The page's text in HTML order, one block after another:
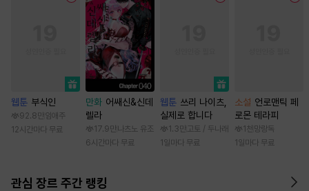
웹툰 부식인
92.8만 임애주
12시간마다 무료
만화 어쌔신&신데
렐라
17.9만 나츠노 유조
6시간마다 무료
웹툰 쓰리 나이츠,
실제로 합니다
1.3만 고토 / 두나래
1일마다 무료
소설 언로맨틱 페
로몬 테라피
1천 망랑독
1일마다 무료
관심 장르 주간 랭킹